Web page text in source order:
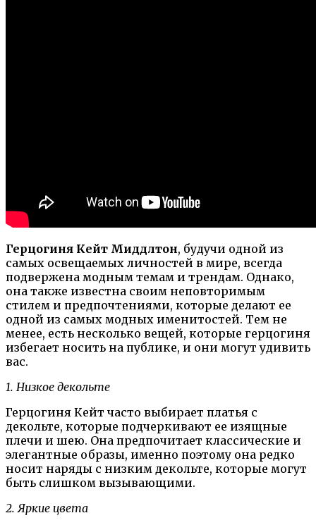
Герцогиня Кейт Миддлтон, будучи одной из
самых освещаемых личностей в мире, всегда
подвержена модным темам и трендам. Однако,
она также известна своим неповторимым
стилем и предпочтениями, которые делают ее
одной из самых модных именитостей. Тем не
менее, есть несколько вещей, которые герцогиня
избегает носить на публике, и они могут удивить
вас.
1. Низкое декольте
Герцогиня Кейт часто выбирает платья с
декольте, которые подчеркивают ее изящные
плечи и шею. Она предпочитает классические и
элегантные образы, именно поэтому она редко
носит наряды с низким декольте, которые могут
быть слишком вызывающими.
2. Яркие цвета